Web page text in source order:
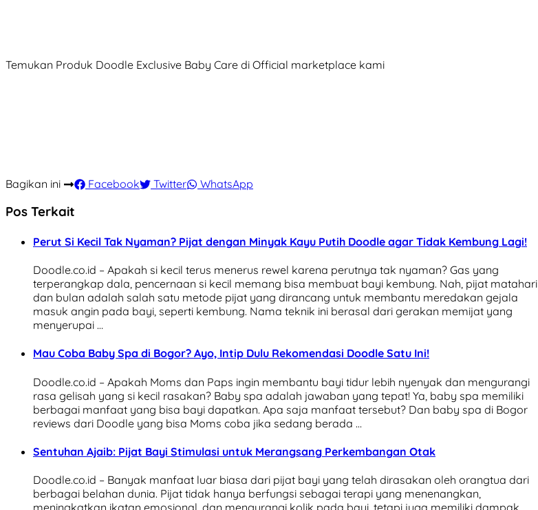
Temukan Produk Doodle Exclusive Baby Care di Official marketplace kami
Bagikan ini Facebook Twitter WhatsApp
Pos Terkait
Perut Si Kecil Tak Nyaman? Pijat dengan Minyak Kayu Putih Doodle agar Tidak Kembung Lagi!
Doodle.co.id – Apakah si kecil terus menerus rewel karena perutnya tak nyaman? Gas yang
terperangkap dala, pencernaan si kecil memang bisa membuat bayi kembung. Nah, pijat matahari
dan bulan adalah salah satu metode pijat yang dirancang untuk membantu meredakan gejala
masuk angin pada bayi, seperti kembung. Nama teknik ini berasal dari gerakan memijat yang
menyerupai …
Mau Coba Baby Spa di Bogor? Ayo, Intip Dulu Rekomendasi Doodle Satu Ini!
Doodle.co.id – Apakah Moms dan Paps ingin membantu bayi tidur lebih nyenyak dan mengurangi
rasa gelisah yang si kecil rasakan? Baby spa adalah jawaban yang tepat! Ya, baby spa memiliki
berbagai manfaat yang bisa bayi dapatkan. Apa saja manfaat tersebut? Dan baby spa di Bogor
reviews dari Doodle yang bisa Moms coba jika sedang berada …
Sentuhan Ajaib: Pijat Bayi Stimulasi untuk Merangsang Perkembangan Otak
Doodle.co.id – Banyak manfaat luar biasa dari pijat bayi yang telah dirasakan oleh orangtua dari
berbagai belahan dunia. Pijat tidak hanya berfungsi sebagai terapi yang menenangkan,